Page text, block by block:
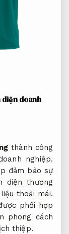
doanh
thành công
nghiệp.
đảm bảo sự
diện thương
thoải mái.
phối hợp
phong cách
thiệp.